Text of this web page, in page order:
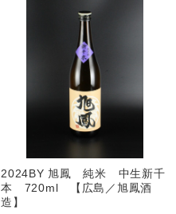
2024BY 旭鳳 純米 中生新千
本 720ml 【広島／旭鳳酒
造】